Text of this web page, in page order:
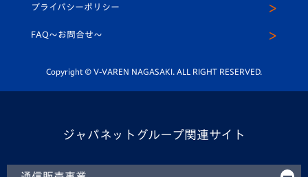
平和祈念活動
ホームタウン活動
スクール
公式LINE＠
プライバシーポリシー
FAQ〜お問合せ〜
Copyright © V-VAREN NAGASAKI. ALL RIGHT RESERVED.
ジャパネットグループ関連サイト